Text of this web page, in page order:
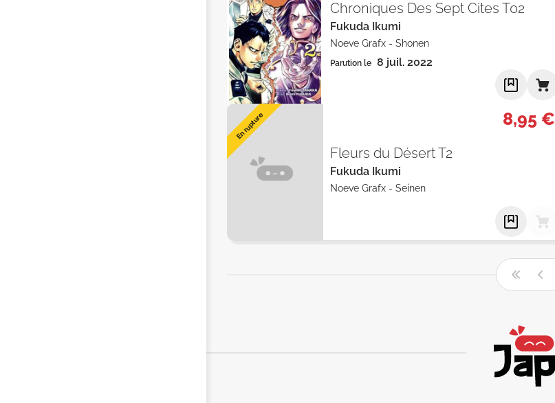
Chroniques Des Sept Cites T02
Fukuda Ikumi
Noeve Grafx - Shonen
Parution le 8 juil. 2022
8,95 €
Fleurs du Désert T2
Fukuda Ikumi
Noeve Grafx - Seinen
En rupture